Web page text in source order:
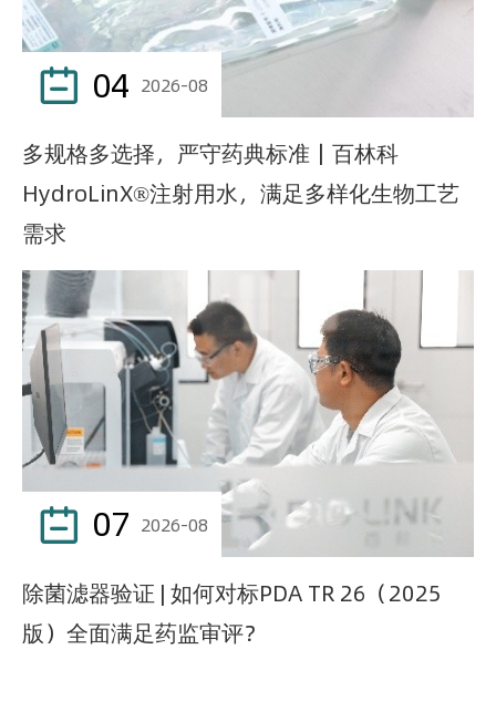
 04 2026-08
多规格多选择，严守药典标准｜百林科
HydroLinX®注射用水，满足多样化生物工艺
需求
 07 2026-08
除菌滤器验证 | 如何对标PDA TR 26（2025
版）全面满足药监审评？